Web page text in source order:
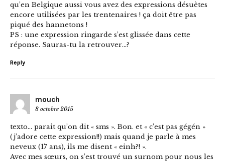
qu’en Belgique aussi vous avez des expressions désuètes
encore utilisées par les trentenaires ! ça doit être pas
piqué des hannetons !
PS : une expression ringarde s’est glissée dans cette
réponse. Sauras-tu la retrouver…?
Reply
mouch
8 octobre 2015
texto… parait qu’on dit « sms ». Bon. et « c’est pas gégén »
(j’adore cette expression!!) mais quand je parle à mes
neveux (17 ans), ils me disent « einh?! ».
Avec mes sœurs, on s’est trouvé un surnom pour nous les